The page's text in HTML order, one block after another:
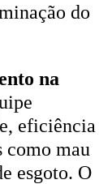
do
na
eficiência
como mau
esgoto. O